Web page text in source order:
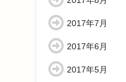
2017年7月
2017年6月
2017年5月